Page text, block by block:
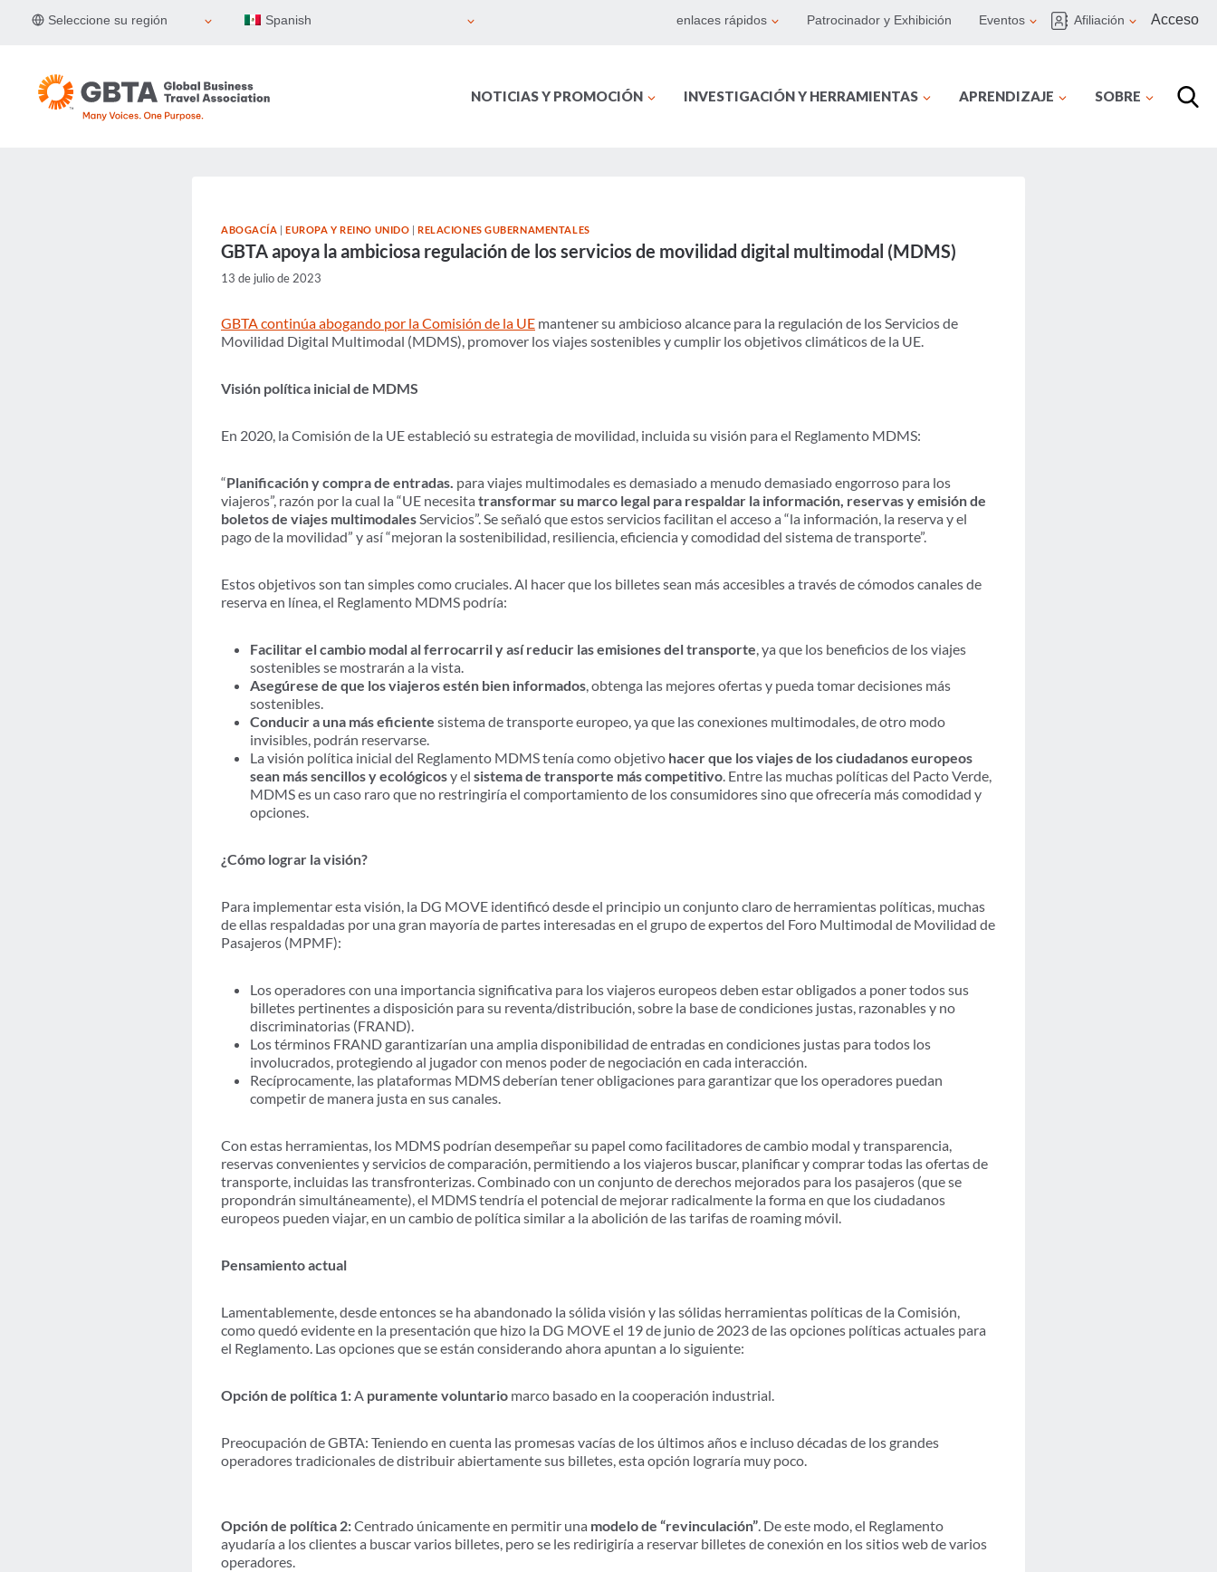
Seleccione su región Spanish enlaces rápidos Patrocinador y Exhibición Eventos Afiliación Acceso
NOTICIAS Y PROMOCIÓN INVESTIGACIÓN Y HERRAMIENTAS APRENDIZAJE SOBRE
ABOGACÍA |EUROPA Y REINO UNIDO |RELACIONES GUBERNAMENTALES
GBTA apoya la ambiciosa regulación de los servicios de movilidad digital multimodal (MDMS)
13 de julio de 2023
GBTA continúa abogando por la Comisión de la UE mantener su ambicioso alcance para la regulación de los Servicios de
Movilidad Digital Multimodal (MDMS), promover los viajes sostenibles y cumplir los objetivos climáticos de la UE.
Visión política inicial de MDMS
En 2020, la Comisión de la UE estableció su estrategia de movilidad, incluida su visión para el Reglamento MDMS:
“Planificación y compra de entradas. para viajes multimodales es demasiado a menudo demasiado engorroso para los
viajeros”, razón por la cual la “UE necesita transformar su marco legal para respaldar la información, reservas y emisión de
boletos de viajes multimodalesServicios”. Se señaló que estos servicios facilitan el acceso a “la información, la reserva y el
pago de la movilidad” y así “mejoran la sostenibilidad, resiliencia, eficiencia y comodidad del sistema de transporte”.
Estos objetivos son tan simples como cruciales. Al hacer que los billetes sean más accesibles a través de cómodos canales de
reserva en línea, el Reglamento MDMS podría:
Facilitar el cambio modal al ferrocarril y así reducir las emisiones del transporte, ya que los beneficios de los viajes
sostenibles se mostrarán a la vista.
Asegúrese de que los viajeros estén bien informados, obtenga las mejores ofertas y pueda tomar decisiones más
sostenibles.
Conducir a una más eficiente sistema de transporte europeo, ya que las conexiones multimodales, de otro modo
invisibles, podrán reservarse.
La visión política inicial del Reglamento MDMS tenía como objetivo hacer que los viajes de los ciudadanos europeos
sean más sencillos y ecológicosy el sistema de transporte más competitivo. Entre las muchas políticas del Pacto Verde,
MDMS es un caso raro que no restringiría el comportamiento de los consumidores sino que ofrecería más comodidad y
opciones.
¿Cómo lograr la visión?
Para implementar esta visión, la DG MOVE identificó desde el principio un conjunto claro de herramientas políticas, muchas
de ellas respaldadas por una gran mayoría de partes interesadas en el grupo de expertos del Foro Multimodal de Movilidad de
Pasajeros (MPMF):
Los operadores con una importancia significativa para los viajeros europeos deben estar obligados a poner todos sus
billetes pertinentes a disposición para su reventa/distribución, sobre la base de condiciones justas, razonables y no
discriminatorias (FRAND).
Los términos FRAND garantizarían una amplia disponibilidad de entradas en condiciones justas para todos los
involucrados, protegiendo al jugador con menos poder de negociación en cada interacción.
Recíprocamente, las plataformas MDMS deberían tener obligaciones para garantizar que los operadores puedan
competir de manera justa en sus canales.
Con estas herramientas, los MDMS podrían desempeñar su papel como facilitadores de cambio modal y transparencia,
reservas convenientes y servicios de comparación, permitiendo a los viajeros buscar, planificar y comprar todas las ofertas de
transporte, incluidas las transfronterizas. Combinado con un conjunto de derechos mejorados para los pasajeros (que se
propondrán simultáneamente), el MDMS tendría el potencial de mejorar radicalmente la forma en que los ciudadanos
europeos pueden viajar, en un cambio de política similar a la abolición de las tarifas de roaming móvil.
Pensamiento actual
Lamentablemente, desde entonces se ha abandonado la sólida visión y las sólidas herramientas políticas de la Comisión,
como quedó evidente en la presentación que hizo la DG MOVE el 19 de junio de 2023 de las opciones políticas actuales para
el Reglamento. Las opciones que se están considerando ahora apuntan a lo siguiente:
Opción de política 1:A puramente voluntario marco basado en la cooperación industrial.
Preocupación de GBTA: Teniendo en cuenta las promesas vacías de los últimos años e incluso décadas de los grandes
operadores tradicionales de distribuir abiertamente sus billetes, esta opción lograría muy poco.
Opción de política 2:Centrado únicamente en permitir una modelo de “revinculación”. De este modo, el Reglamento
ayudaría a los clientes a buscar varios billetes, pero se les redirigiría a reservar billetes de conexión en los sitios web de varios
operadores.